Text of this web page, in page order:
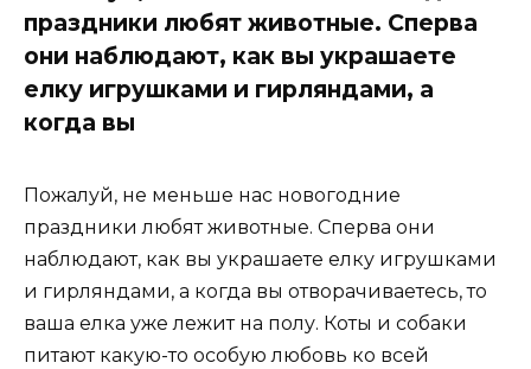
праздники любят животные. Сперва
они наблюдают, как вы украшаете
елку игрушками и гирляндами, а
когда вы
Пожалуй, не меньше нас новогодние
праздники любят животные. Сперва они
наблюдают, как вы украшаете елку игрушками
и гирляндами, а когда вы отворачиваетесь, то
ваша елка уже лежит на полу. Коты и собаки
питают какую-то особую любовь ко всей